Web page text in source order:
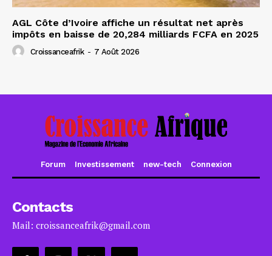
AGL Côte d’Ivoire affiche un résultat net après
impôts en baisse de 20,284 milliards FCFA en 2025
Croissanceafrik - 7 Août 2026
Forum Investissement new-tech Connexion
Contacts
Mail: croissanceafrik@gmail.com